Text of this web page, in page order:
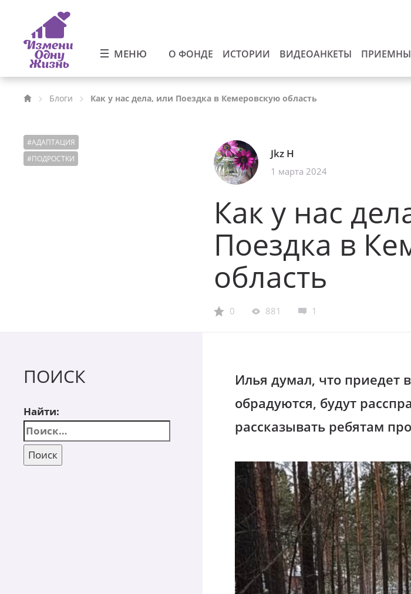
МЕНЮ О ФОНДЕ ИСТОРИИ ВИДЕОАНКЕТЫ
Блоги Как у нас дела, или Поездка в Кемеровскую область
#АДАПТАЦИЯ
#ПОДРОСТКИ Jkz H
1 марта 2024
Как у нас
Поездка в
область
0 881 1
ПОИСК
Найти:
Илья думал, что приедет
обрадуются, будут
рассказывать ребятам